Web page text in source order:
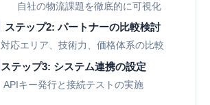
自社の物流課題を徹底的に可視化
ステップ2: パートナーの比較検討
対応エリア、技術力、価格体系の比較
ステップ3: システム連携の設定
APIキー発行と接続テストの実施